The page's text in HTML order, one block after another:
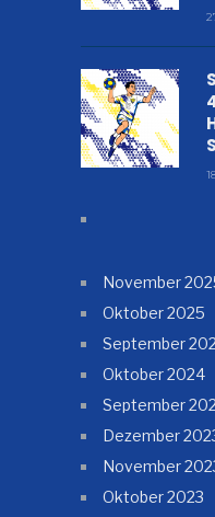
November
Oktober 2025
September
Oktober 2024
September
Dezember
November
Oktober 2023